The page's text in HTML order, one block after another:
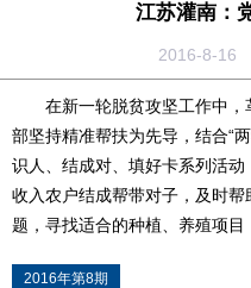
江苏灌南：
2016-8-
在新一轮脱贫攻坚工作中，
部坚持精准帮扶为先导，结合“
识人、结成对、填好卡系列活
收入农户结成帮带对子，及时
题，寻找适合的种植、养殖项目
2016年第8期